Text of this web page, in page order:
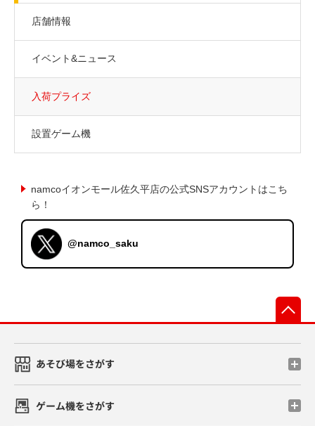
店舗情報
イベント&ニュース
入荷プライズ
設置ゲーム機
namcoイオンモール佐久平店の公式SNSアカウントはこち
ら！
@namco_saku
あそび場をさがす
ゲーム機をさがす